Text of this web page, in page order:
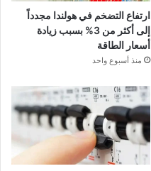
ارتفاع التضخم في هولندا مجدداً
إلى أكثر من 3% بسبب زيادة
أسعار الطاقة
منذ أسبوع واحد